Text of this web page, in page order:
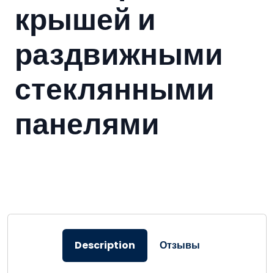
крышей и
раздвижными
стеклянными
панелями
Description Отзывы